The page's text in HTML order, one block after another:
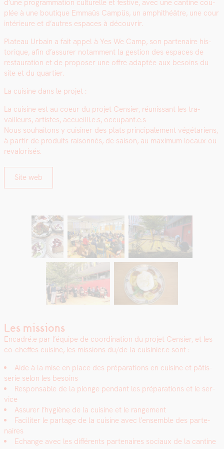
d’une pro­gram­ma­tion cul­turelle et fes­tive, avec une can­tine cou­
plée à une bou­tique Emmaüs Cam­püs, un amphithéâtre, une cour
intérieure et d’autres espaces à décou­vrir.
Plateau Urbain a fait appel à Yes We Camp, son parte­naire his­
torique, afin d’assurer notam­ment la ges­tion des espaces de
restau­ra­tion et de pro­pos­er une offre adap­tée aux besoins du
site et du quarti­er.
La cui­sine dans le pro­jet :
La cui­sine est au coeur du pro­jet Cen­si­er, réu­nis­sant les tra­
vailleurs, artistes, accueilli.e.s, occupant.e.s
Nous souhaitons y cuisin­er des plats prin­ci­pale­ment végé­tariens,
à par­tir de pro­duits raison­nés, de sai­son, au max­i­mum locaux ou
reval­orisés.
Site web
Les missions
Encadré.e par l’équipe de coor­di­na­tion du pro­jet Cen­si­er, et les
co-cheffes cui­sine, les mis­sions du/de la cuisinier.e sont :
Aide à la mise en place des pré­pa­ra­tions en cui­sine et pâtis­
serie selon les besoins
Respon­s­able de la plonge pen­dant les pré­pa­ra­tions et le ser­
vice
Assur­er l’hygiène de la cui­sine et le range­ment
Faciliter le partage de la cui­sine avec l’ensemble des parte­
naires
Echange avec les dif­férents parte­naires soci­aux de la can­tine